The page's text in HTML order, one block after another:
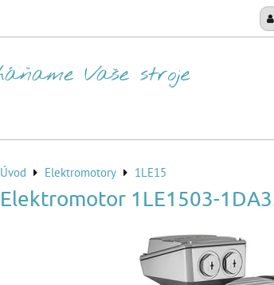
Úvod Elektromotory 1LE15
Elektromotor 1LE1503-